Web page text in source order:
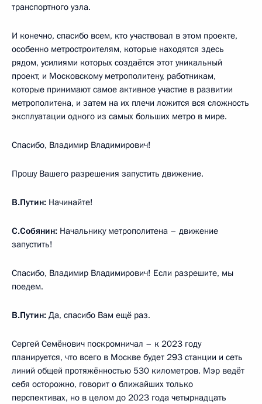
транспортного узла.
И конечно, спасибо всем, кто участвовал в этом проекте,
особенно метростроителям, которые находятся здесь
рядом, усилиями которых создаётся этот уникальный
проект, и Московскому метрополитену, работникам,
которые принимают самое активное участие в развитии
метрополитена, и затем на их плечи ложится вся сложность
эксплуатации одного из самых больших метро в мире.
Спасибо, Владимир Владимирович!
Прошу Вашего разрешения запустить движение.
В.Путин: Начинайте!
С.Собянин: Начальнику метрополитена – движение
запустить!
Спасибо, Владимир Владимирович! Если разрешите, мы
поедем.
В.Путин: Да, спасибо Вам ещё раз.
Сергей Семёнович поскромничал – к 2023 году
планируется, что всего в Москве будет 293 станции и сеть
линий общей протяжённостью 530 километров. Мэр ведёт
себя осторожно, говорит о ближайших только
перспективах, но в целом до 2023 года четырнадцать